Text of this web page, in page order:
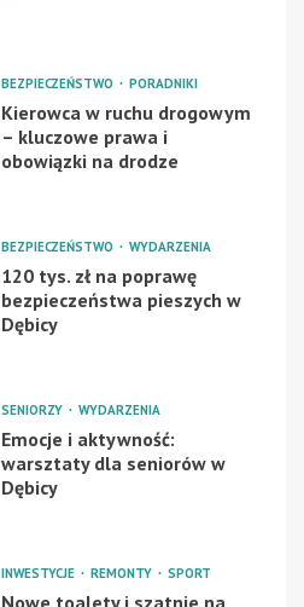
BEZPIECZEŃSTWO PORADNIKI
Kierowca w ruchu drogowym
– kluczowe prawa i
obowiązki na drodze
BEZPIECZEŃSTWO WYDARZENIA
120 tys. zł na poprawę
bezpieczeństwa pieszych w
Dębicy
SENIORZY WYDARZENIA
Emocje i aktywność:
warsztaty dla seniorów w
Dębicy
INWESTYCJE REMONTY SPORT